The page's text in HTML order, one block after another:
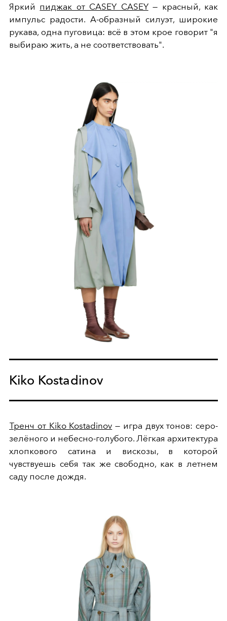
Яркий пиджак от CASEY CASEY— красный, как
импульс радости. А-образный силуэт, широкие
рукава, одна пуговица: всё в этом крое говорит "я
выбираю жить, а не соответствовать".
Kiko Kostadinov
Тренч от Kiko Kostadinov — игра двух тонов: серо-
зелёного и небесно-голубого. Лёгкая архитектура
хлопкового сатина и вискозы, в которой
чувствуешь себя так же свободно, как в летнем
саду после дождя.